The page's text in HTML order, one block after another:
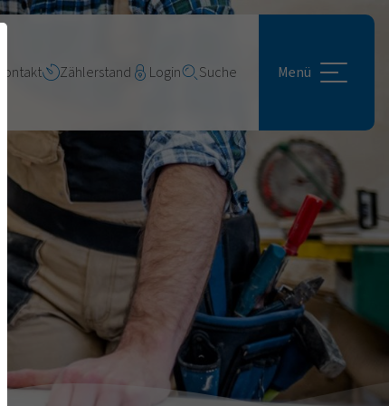
Kontakt Zählerstand Login Suche Menü